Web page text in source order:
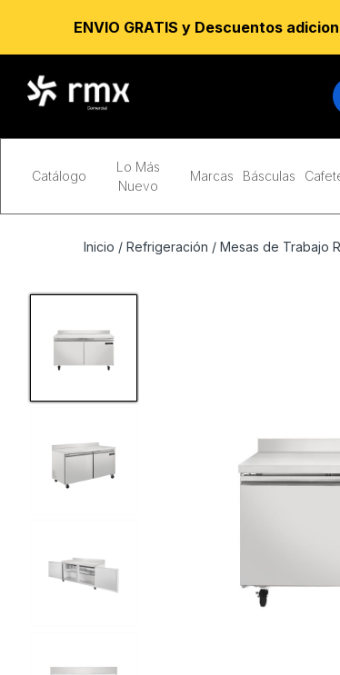
Catálogo
Lo Más
Nuevo
Marcas Básculas
Inicio / Refrigeración / Mesas de Trabajo
ENVIO GRATIS y Descuentos